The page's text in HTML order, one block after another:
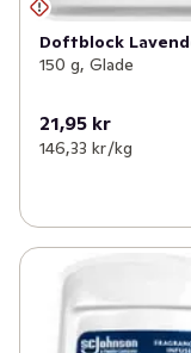
Doftblock
150 g, Glade
21,95 kr
146,33 kr /kg